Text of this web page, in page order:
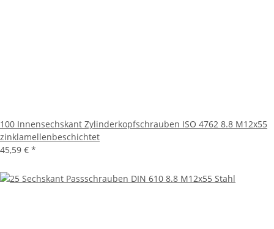
100 Innensechskant Zylinderkopfschrauben ISO 4762 8.8 M12x55
zinklamellenbeschichtet
45,59 € *